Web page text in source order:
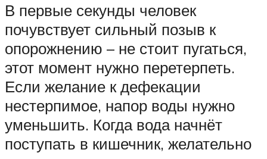
В первые секунды человек
почувствует сильный позыв к
опорожнению – не стоит пугаться,
этот момент нужно перетерпеть.
Если желание к дефекации
нестерпимое, напор воды нужно
уменьшить. Когда вода начнёт
поступать в кишечник, желательно